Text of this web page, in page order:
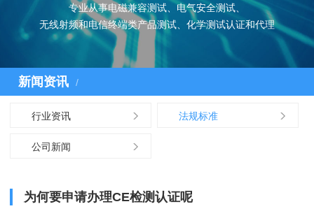
专业从事电磁兼容测试、电气安全测试、
无线射频和电信终端类产品测试、化学测试认证和代理
新闻资讯 /
行业资讯 法规标准
公司新闻
为何要申请办理CE检测认证呢